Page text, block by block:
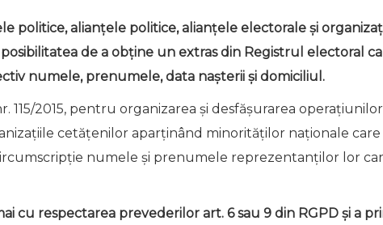
politice, alianțele politice, alianțele electorale și
de a obține un extras din Registrul electoral
numele, prenumele, data nașterii și domiciliul.
115/2015, pentru organizarea și desfășurarea
cetățenilor aparținând minorităților naționale
numele și prenumele reprezentanților lor
cu respectarea prevederilor art. 6 sau 9 din RGPD și a